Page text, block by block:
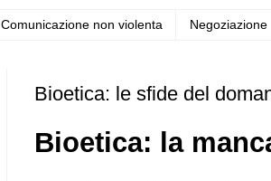
Comunicazione non violenta Negoziazione
Bioetica: le sfide del
Bioetica: la